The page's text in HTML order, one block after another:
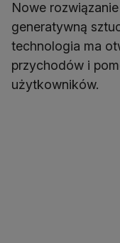
Nowe
generatywną
technologia ma
przychodów i
użytkowników.